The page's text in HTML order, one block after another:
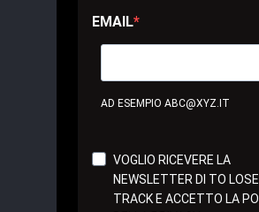
EMAIL
AD ESEMPIO ABC@XYZ.IT
VOGLIO RICEVERE LA
NEWSLETTER DI TO
TRACK E ACCETTO LA